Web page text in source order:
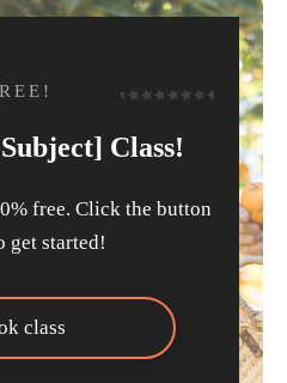
Class!
free. Click the button
get started!
class